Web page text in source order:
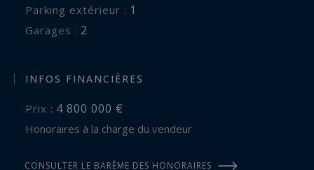
parking extérieur : 1
garages : 2
INFOS FINANCIÈRES
Prix : 4 800 000 €
Honoraires à la charge du vendeur
CONSULTER LE BARÈME DES HONORAIRES